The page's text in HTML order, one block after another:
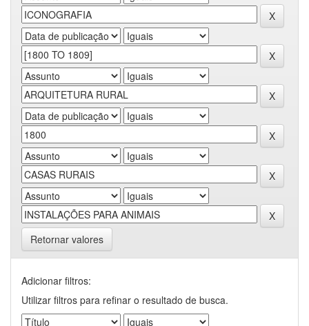
Retornar valores
Adicionar filtros:
Utilizar filtros para refinar o resultado de busca.